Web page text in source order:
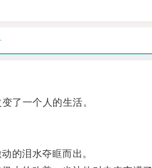
了一个人的生活。
的泪水夺眶而出。